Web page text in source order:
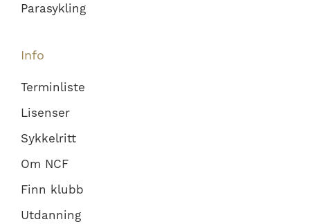
Parasykling
Info
Terminliste
Lisenser
Sykkelritt
Om NCF
Finn klubb
Utdanning